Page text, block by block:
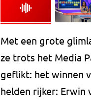
Met een grote
ze trots het Media
geflikt: het winnen
helden rijker: Erwin